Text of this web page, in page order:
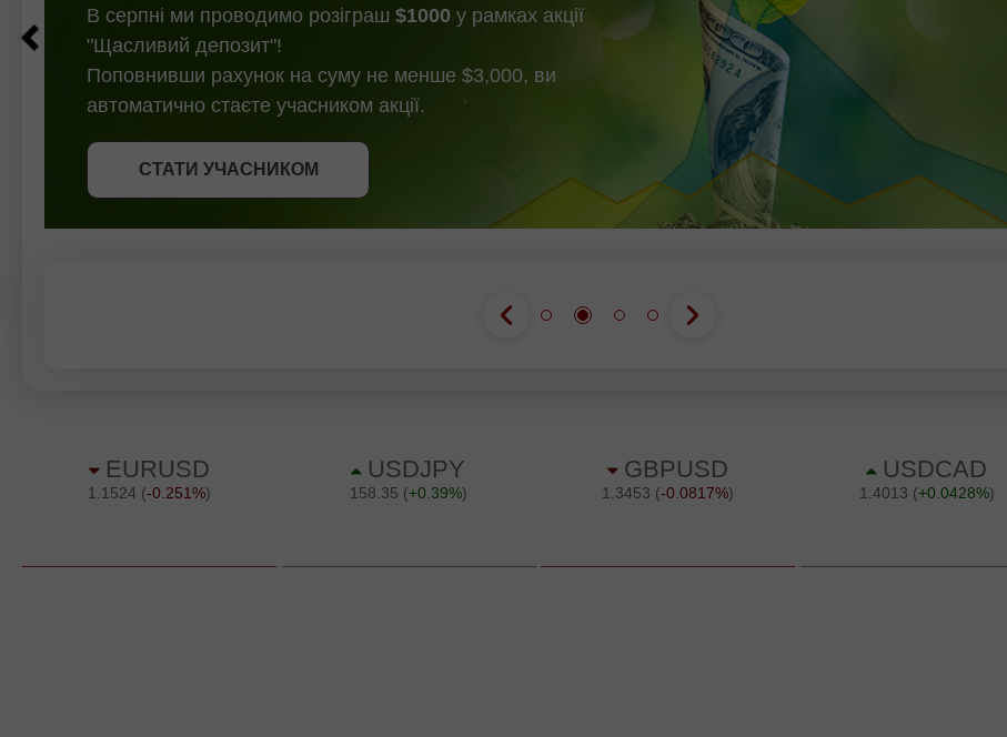
В серпні ми проводимо розіграш $1000 у рамках акції
"Щасливий депозит"!
Поповнивши рахунок на суму не менше $3,000, ви
автоматично стаєте учасником акції.
СТАТИ УЧАСНИКОМ
ОТРИМАТИ БОНУС